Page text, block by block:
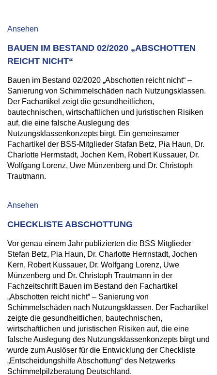
Ansehen
BAUEN IM BESTAND 02/2020 „ABSCHOTTEN
REICHT NICHT“
Bauen im Bestand 02/2020 „Abschotten reicht nicht“ –
Sanierung von Schimmelschäden nach Nutzungsklassen.
Der Fachartikel zeigt die gesundheitlichen,
bautechnischen, wirtschaftlichen und juristischen Risiken
auf, die eine falsche Auslegung des
Nutzungsklassenkonzepts birgt. Ein gemeinsamer
Fachartikel der BSS-Mitglieder Stafan Betz, Pia Haun, Dr.
Charlotte Herrnstadt, Jochen Kern, Robert Kussauer, Dr.
Wolfgang Lorenz, Uwe Münzenberg und Dr. Christoph
Trautmann.
Ansehen
CHECKLISTE ABSCHOTTUNG
Vor genau einem Jahr publizierten die BSS Mitglieder
Stefan Betz, Pia Haun, Dr. Charlotte Herrnstadt, Jochen
Kern, Robert Kussauer, Dr. Wolfgang Lorenz, Uwe
Münzenberg und Dr. Christoph Trautmann in der
Fachzeitschrift Bauen im Bestand den Fachartikel
„Abschotten reicht nicht“ – Sanierung von
Schimmelschäden nach Nutzungsklassen. Der Fachartikel
zeigte die gesundheitlichen, bautechnischen,
wirtschaftlichen und juristischen Risiken auf, die eine
falsche Auslegung des Nutzungsklassenkonzepts birgt und
wurde zum Auslöser für die Entwicklung der Checkliste
„Entscheidungshilfe Abschottung“ des Netzwerks
Schimmelpilzberatung Deutschland.